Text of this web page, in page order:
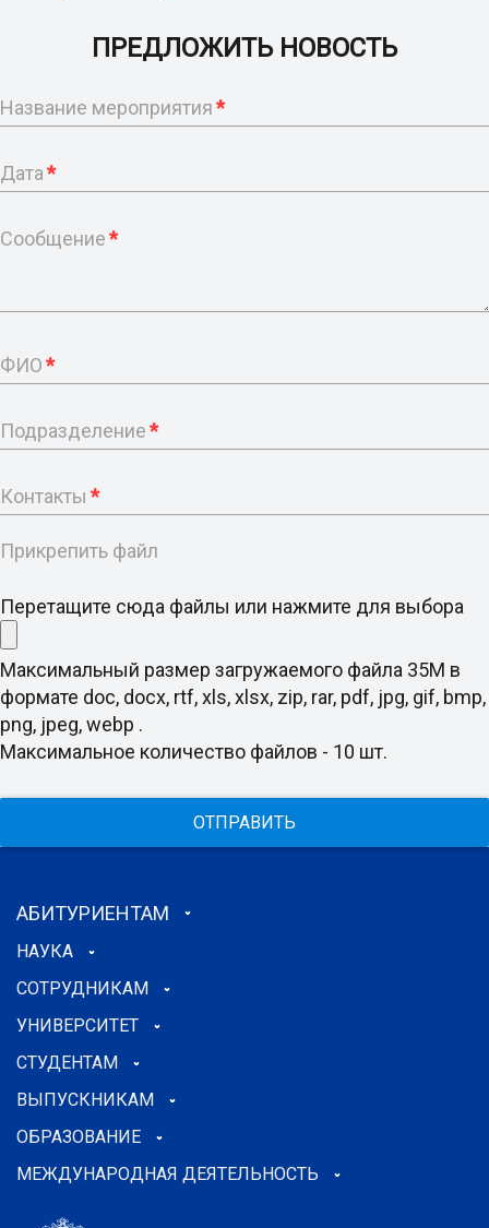
ПРЕДЛОЖИТЬ НОВОСТЬ
Название мероприятия*
Дата*
Сообщение*
ФИО*
Подразделение*
Контакты *
Прикрепить файл
Перетащите сюда файлы или нажмите для выбора
Максимальный размер загружаемого файла 35M в
формате doc, docx, rtf, xls, xlsx, zip, rar, pdf, jpg, gif, bmp,
png, jpeg, webp .
Максимальное количество файлов - 10 шт.
ОТПРАВИТЬ
АБИТУРИЕНТАМ
НАУКА
СОТРУДНИКАМ
УНИВЕРСИТЕТ
СТУДЕНТАМ
ВЫПУСКНИКАМ
ОБРАЗОВАНИЕ
МЕЖДУНАРОДНАЯ ДЕЯТЕЛЬНОСТЬ